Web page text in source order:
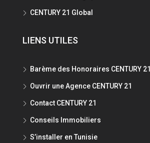
CENTURY 21 Global
LIENS UTILES
Barème des Honoraires CENTURY 21
Ouvrir une Agence CENTURY 21
Contact CENTURY 21
Conseils Immobiliers
S’installer en Tunisie